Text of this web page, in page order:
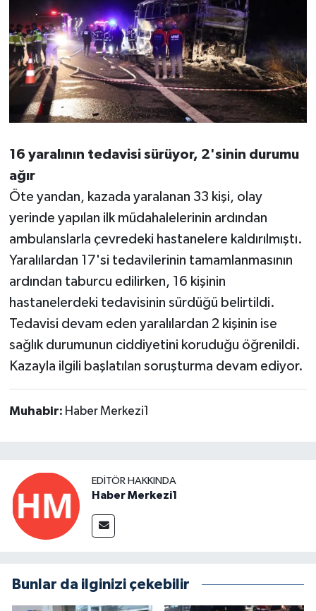
16 yaralının tedavisi sürüyor, 2'sinin durumu
ağır
Öte yandan, kazada yaralanan 33 kişi, olay
yerinde yapılan ilk müdahalelerinin ardından
ambulanslarla çevredeki hastanelere kaldırılmıştı.
Yaralılardan 17'si tedavilerinin tamamlanmasının
ardından taburcu edilirken, 16 kişinin
hastanelerdeki tedavisinin sürdüğü belirtildi.
Tedavisi devam eden yaralılardan 2 kişinin ise
sağlık durumunun ciddiyetini koruduğu öğrenildi.
Kazayla ilgili başlatılan soruşturma devam ediyor.
Muhabir: Haber Merkezi1
EDITÖR HAKKINDA
Haber Merkezi1
Bunlar da ilginizi çekebilir